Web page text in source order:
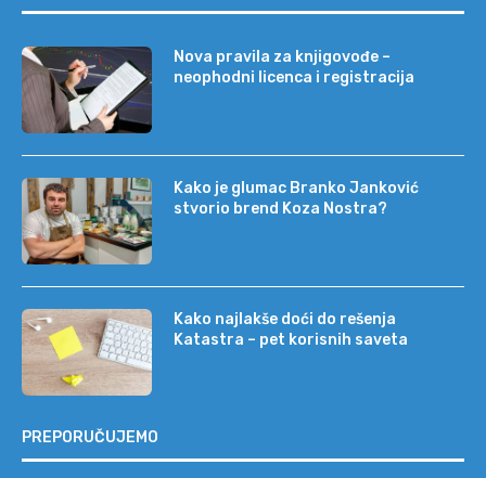
Nova pravila za knjigovođe –
neophodni licenca i registracija
Kako je glumac Branko Janković
stvorio brend Koza Nostra?
Kako najlakše doći do rešenja
Katastra – pet korisnih saveta
PREPORUČUJEMO